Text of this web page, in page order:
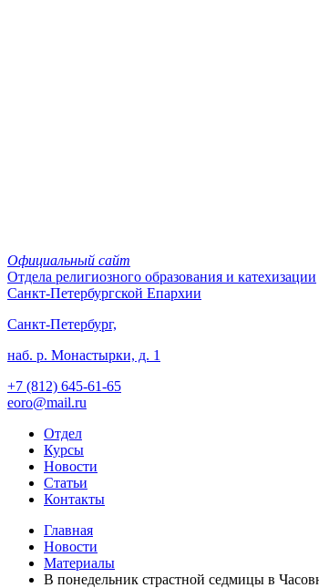
Официальный сайт
Отдела религиозного образования и катехизации
Санкт-Петербургской Епархии
Санкт-Петербург,
наб. р. Монастырки, д. 1
+7 (812) 645-61-65
eoro@mail.ru
Отдел
Курсы
Новости
Статьи
Контакты
Главная
Новости
Материалы
В понедельник страстной седмицы в